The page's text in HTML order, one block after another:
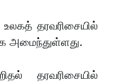
தரவரிசையில்
அமைந்துள்ளது.
தரவரிசையில்